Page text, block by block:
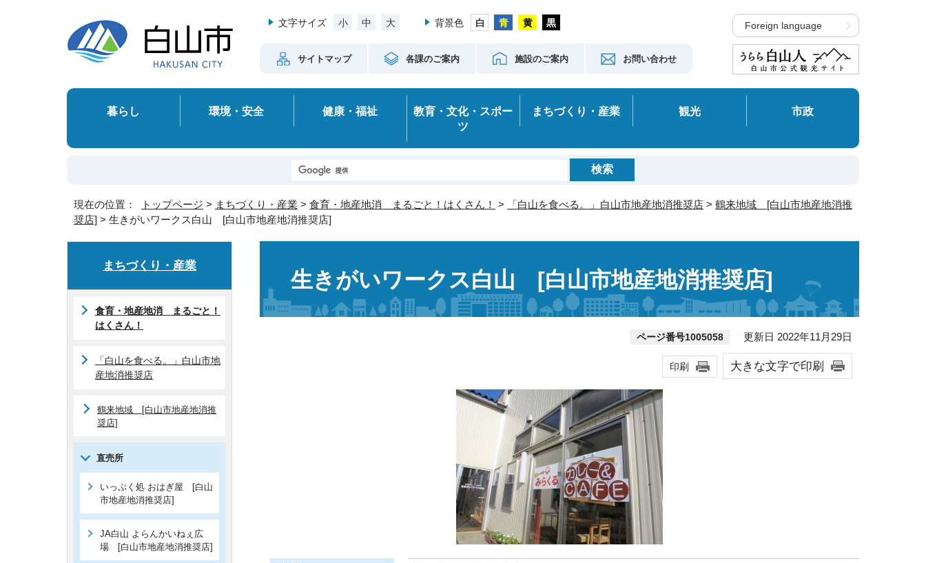
文字サイズ 小 中 大 背景色
サイトマップ 各課のご案内 施設のご案内 お問い合わせ
Foreign language
暮らし 環境・安全 健康・福祉
教育・文化・スポー
ツ
まちづくり・産業 観光 市政
現在の位置： トップページ > まちづくり・産業 > 食育・地産地消 まるごと！はくさん！ > 「白山を食べる。」白山市地産地消推奨店 > 鶴来地域 [白山市地産地消推
奨店] > 生きがいワークス白山 [白山市地産地消推奨店]
生きがいワークス白山 [白山市地産地消推奨店]
ページ番号1005058 更新日 2022年11月29日
印刷 大きな文字で印刷
まちづくり・産業
食育・地産地消 まるごと！
はくさん！
「白山を食べる。」白山市地
産地消推奨店
鶴来地域 [白山市地産地消推
奨店]
直売所
いっぷく処 おはぎ屋 [白山
市地産地消推奨店]
JA白山 よらんかいねぇ広
場 [白山市地産地消推奨店]